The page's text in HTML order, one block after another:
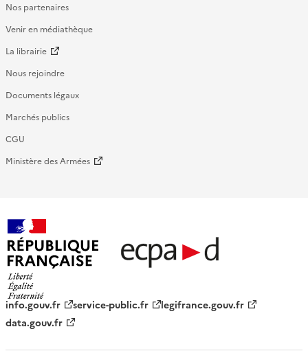
Nos partenaires
Venir en médiathèque
La librairie
Nous rejoindre
Documents légaux
Marchés publics
CGU
Ministère des Armées
française - ECPAD
info.gouv.fr service-public.fr
legifrance.gouv.fr
data.gouv.fr